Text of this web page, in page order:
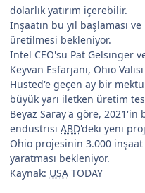
dolarlık yatırım içerebilir.
İnşaatın bu yıl başlaması
üretilmesi bekleniyor.
Intel CEO'su Pat Gelsinger
Keyvan Esfarjani, Ohio
Husted'e geçen ay bir
büyük yarı iletken üretim
Beyaz Saray'a göre, 2021'in
endüstrisi ABD'deki yeni
Ohio projesinin 3.000
yaratması bekleniyor.
Kaynak: USA TODAY